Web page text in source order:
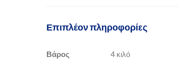
Επιπλέον πληροφορίες
Βάρος 4 κιλό